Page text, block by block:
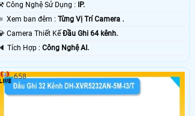
⚒ Công Nghệ Sử Dụng :
IP.
🔅 Xem ban đêm :Từng Vị Trí Camera .
💎 Camera Thiết KếĐầu Ghi 64 kênh.
️🔈 Tích Hợp :Công Nghệ AI.
658